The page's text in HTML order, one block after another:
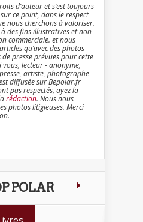
d’auteur et s’est toujours
ce point, dans le respect
nous cherchons à valoriser.
des fins illustratives et non
commerciale. et nous
qu’avec des photos
presse prévues pour cette
lecteur - anonyme,
artiste, photographe
diffusée sur Bepolar.fr
pas respectés, ayez la
rédaction. Nous nous
photos litigieuses. Merci
POLAR